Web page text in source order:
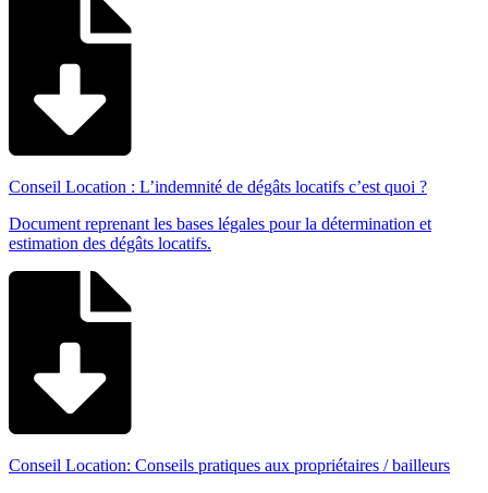
Conseil Location : L’indemnité de dégâts locatifs c’est quoi ?
Document reprenant les bases légales pour la détermination et
estimation des dégâts locatifs.
Conseil Location: Conseils pratiques aux propriétaires / bailleurs